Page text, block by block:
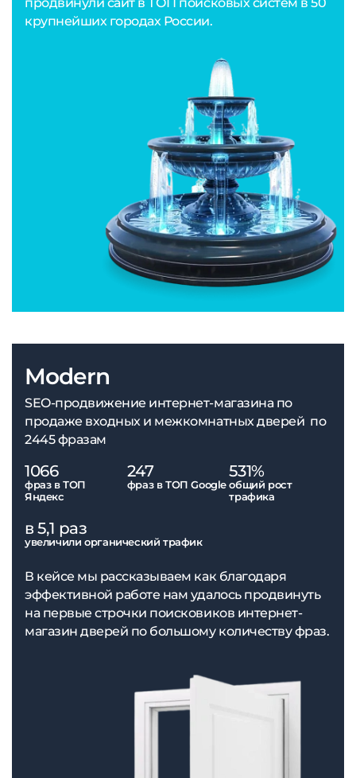
крупнейших городах России.
Modern
SEO-продвижение интернет-магазина по
продаже входных и межкомнатных дверей по
2445 фразам
1066
фраз в ТОП
Яндекс
247
фраз в ТОП Google
531%
общий рост
трафика
в 5,1 раз
увеличили органический трафик
В кейсе мы рассказываем как благодаря
эффективной работе нам удалось продвинуть
на первые строчки поисковиков интернет-
магазин дверей по большому количеству фраз.